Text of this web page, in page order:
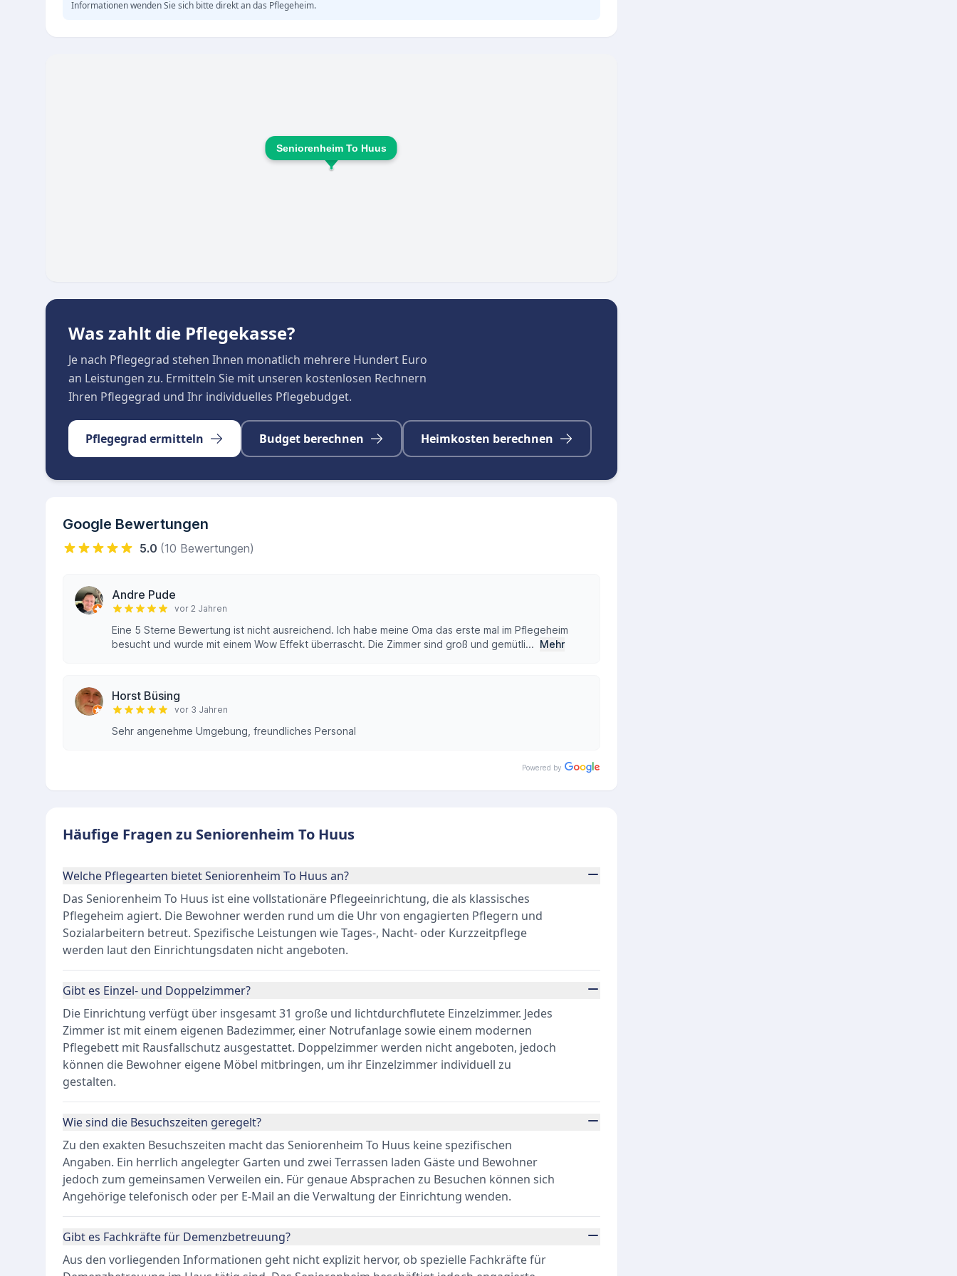
Informationen wenden Sie sich bitte direkt an das Pflegeheim.
Seniorenheim To Huus
Was zahlt die Pflegekasse?
Je nach Pflegegrad stehen Ihnen monatlich mehrere Hundert Euro
an Leistungen zu. Ermitteln Sie mit unseren kostenlosen Rechnern
Ihren Pflegegrad und Ihr individuelles Pflegebudget.
Pflegegrad ermitteln Budget berechnen Heimkosten berechnen
Google Bewertungen
5.0 (10 Bewertungen)
Andre Pude
vor 2 Jahren
Eine 5 Sterne Bewertung ist nicht ausreichend. Ich habe meine Oma das erste mal im Pflegeheim
besucht und wurde mit einem Wow Effekt überrascht. Die Zimmer sind groß und gemütli... Mehr
Horst Büsing
vor 3 Jahren
Sehr angenehme Umgebung, freundliches Personal
Powered by
Häufige Fragen zu Seniorenheim To Huus
Welche Pflegearten bietet Seniorenheim To Huus an?
Das Seniorenheim To Huus ist eine vollstationäre Pflegeeinrichtung, die als klassisches
Pflegeheim agiert. Die Bewohner werden rund um die Uhr von engagierten Pflegern und
Sozialarbeitern betreut. Spezifische Leistungen wie Tages-, Nacht- oder Kurzzeitpflege
werden laut den Einrichtungsdaten nicht angeboten.
Gibt es Einzel- und Doppelzimmer?
Die Einrichtung verfügt über insgesamt 31 große und lichtdurchflutete Einzelzimmer. Jedes
Zimmer ist mit einem eigenen Badezimmer, einer Notrufanlage sowie einem modernen
Pflegebett mit Rausfallschutz ausgestattet. Doppelzimmer werden nicht angeboten, jedoch
können die Bewohner eigene Möbel mitbringen, um ihr Einzelzimmer individuell zu
gestalten.
Wie sind die Besuchszeiten geregelt?
Zu den exakten Besuchszeiten macht das Seniorenheim To Huus keine spezifischen
Angaben. Ein herrlich angelegter Garten und zwei Terrassen laden Gäste und Bewohner
jedoch zum gemeinsamen Verweilen ein. Für genaue Absprachen zu Besuchen können sich
Angehörige telefonisch oder per E-Mail an die Verwaltung der Einrichtung wenden.
Gibt es Fachkräfte für Demenzbetreuung?
Aus den vorliegenden Informationen geht nicht explizit hervor, ob spezielle Fachkräfte für